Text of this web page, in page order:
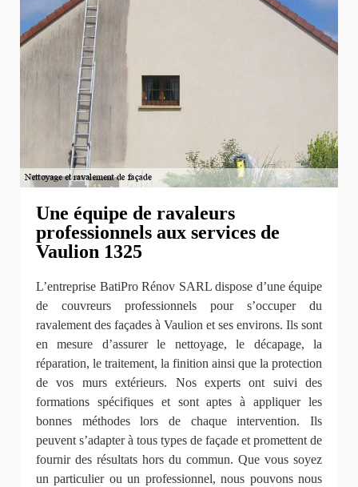
Une équipe de ravaleurs
professionnels aux services de
Vaulion 1325
L’entreprise BatiPro Rénov SARL dispose d’une équipe
de couvreurs professionnels pour s’occuper du
ravalement des façades à Vaulion et ses environs. Ils sont
en mesure d’assurer le nettoyage, le décapage, la
réparation, le traitement, la finition ainsi que la protection
de vos murs extérieurs. Nos experts ont suivi des
formations spécifiques et sont aptes à appliquer les
bonnes méthodes lors de chaque intervention. Ils
peuvent s’adapter à tous types de façade et promettent de
fournir des résultats hors du commun. Que vous soyez
un particulier ou un professionnel, nous pouvons nous